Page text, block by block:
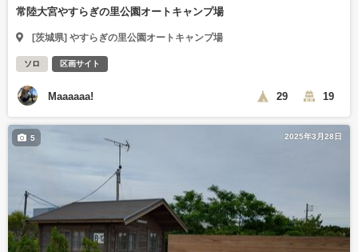
常陸大宮やすらぎの里公園オートキャンプ場
[茨城県] やすらぎの里公園オートキャンプ場
ソロ 区画サイト
Maaaaaa! 29 19
2025年3月28日
5